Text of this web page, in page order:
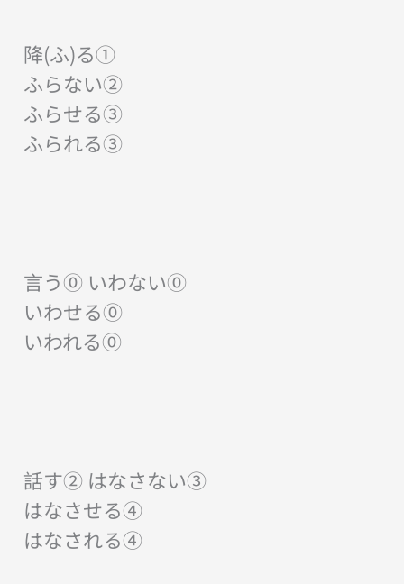
降(ふ)る①
ふらない②
ふらせる③
ふられる③
言う⓪ いわない⓪
いわせる⓪
いわれる⓪
話す② はなさない③
はなさせる④
はなされる④